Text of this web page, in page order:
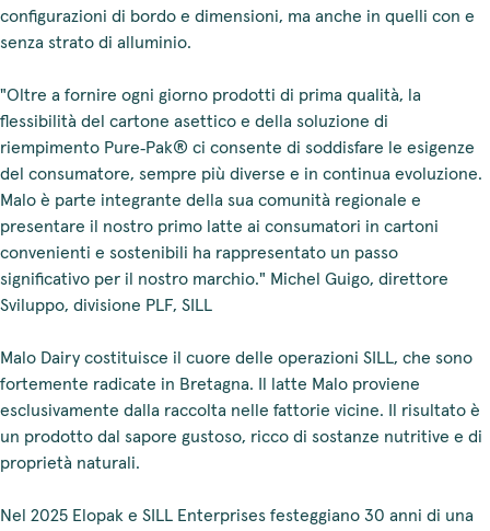
configurazioni di bordo e dimensioni, ma anche in quelli con e
senza strato di alluminio.
"Oltre a fornire ogni giorno prodotti di prima qualità, la
flessibilità del cartone asettico e della soluzione di
riempimento Pure‑Pak® ci consente di soddisfare le esigenze
del consumatore, sempre più diverse e in continua evoluzione.
Malo è parte integrante della sua comunità regionale e
presentare il nostro primo latte ai consumatori in cartoni
convenienti e sostenibili ha rappresentato un passo
significativo per il nostro marchio." Michel Guigo, direttore
Sviluppo, divisione PLF, SILL
Malo Dairy costituisce il cuore delle operazioni SILL, che sono
fortemente radicate in Bretagna. Il latte Malo proviene
esclusivamente dalla raccolta nelle fattorie vicine. Il risultato è
un prodotto dal sapore gustoso, ricco di sostanze nutritive e di
proprietà naturali.
Nel 2025 Elopak e SILL Enterprises festeggiano 30 anni di una